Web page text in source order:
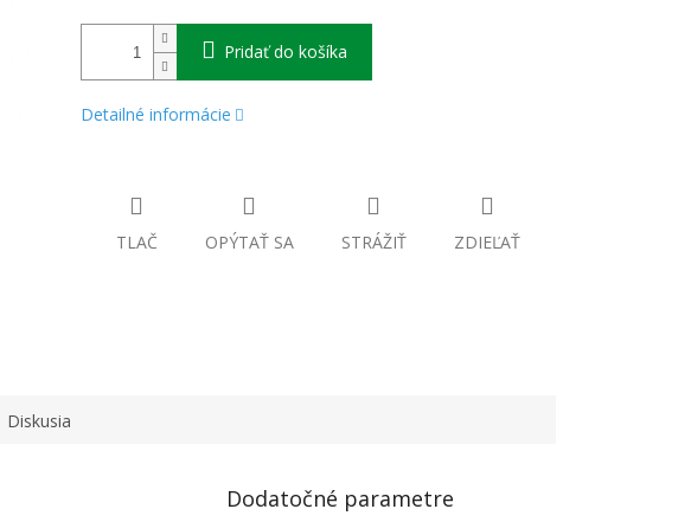
Pridať do košíka
Detailné informácie
TLAČ OPÝTAŤ SA STRÁŽIŤ ZDIEĽAŤ
Diskusia
Dodatočné parametre